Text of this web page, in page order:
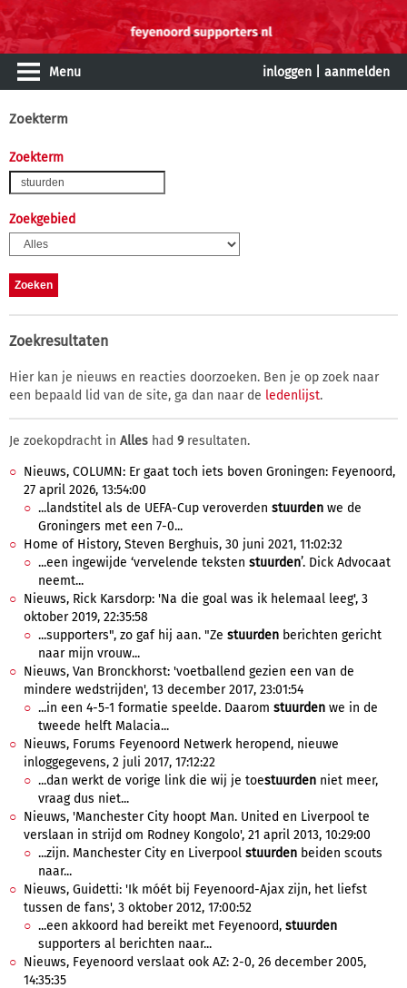
Menu inloggen aanmelden
Zoekterm
Zoekterm
Zoekgebied
Zoekresultaten
Hier kan je nieuws en reacties doorzoeken. Ben je op zoek naar
een bepaald lid van de site, ga dan naar de ledenlijst.
Je zoekopdracht in Alles had 9resultaten.
Nieuws, COLUMN: Er gaat toch iets boven Groningen: Feyenoord,
27 april 2026, 13:54:00
...landstitel als de UEFA-Cup veroverden stuurden we de
Groningers met een 7-0...
Home of History, Steven Berghuis, 30 juni 2021, 11:02:32
...een ingewijde ‘vervelende teksten stuurden’. Dick Advocaat
neemt...
Nieuws, Rick Karsdorp: 'Na die goal was ik helemaal leeg', 3
oktober 2019, 22:35:58
...supporters", zo gaf hij aan. "Ze stuurden berichten gericht
naar mijn vrouw...
Nieuws, Van Bronckhorst: 'voetballend gezien een van de
mindere wedstrijden', 13 december 2017, 23:01:54
...in een 4-5-1 formatie speelde. Daarom stuurden we in de
tweede helft Malacia...
Nieuws, Forums Feyenoord Netwerk heropend, nieuwe
inloggegevens, 2 juli 2017, 17:12:22
...dan werkt de vorige link die wij je toestuurden niet meer,
vraag dus niet...
Nieuws, 'Manchester City hoopt Man. United en Liverpool te
verslaan in strijd om Rodney Kongolo', 21 april 2013, 10:29:00
...zijn. Manchester City en Liverpool stuurden beiden scouts
naar...
Nieuws, Guidetti: 'Ik móét bij Feyenoord-Ajax zijn, het liefst
tussen de fans', 3 oktober 2012, 17:00:52
...een akkoord had bereikt met Feyenoord, stuurden
supporters al berichten naar...
Nieuws, Feyenoord verslaat ook AZ: 2-0, 26 december 2005,
14:35:35